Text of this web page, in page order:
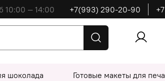
10:00 — 14:00 +7(993) 290-20-90
шоколада Готовые макеты для